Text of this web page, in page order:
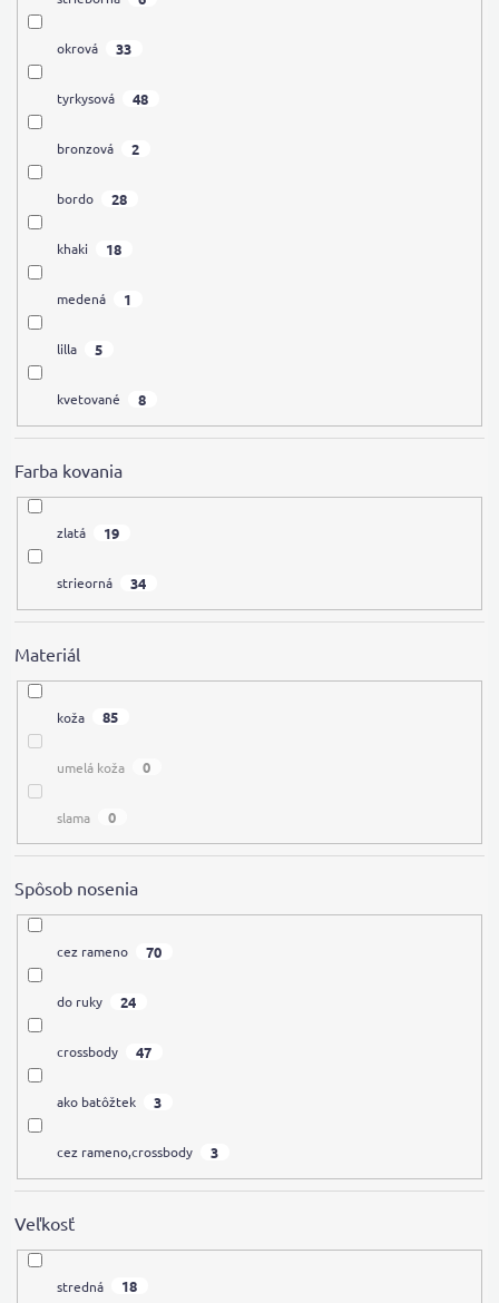
okrová 33
tyrkysová 48
bronzová 2
bordo 28
khaki 18
medená 1
lilla 5
kvetované 8
Farba kovania
zlatá 19
strieorná 34
Materiál
koža 85
umelá koža 0
slama 0
Spôsob nosenia
cez rameno 70
do ruky 24
crossbody 47
ako batôžtek 3
cez rameno,crossbody 3
Veľkosť
stredná 18